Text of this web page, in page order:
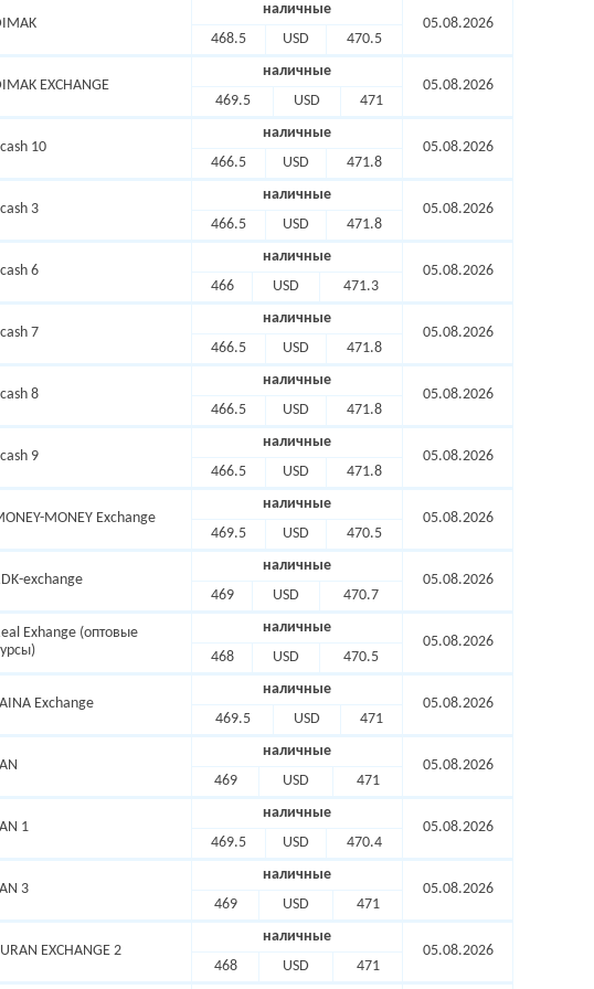
наличные
468.5
USD 470.5
05.08.2026
EXCHANGE
наличные
469.5
USD 471
05.08.2026
10
наличные
466.5
USD 471.8
05.08.2026
3
наличные
466.5
USD 471.8
05.08.2026
6
наличные
466
USD 471.3
05.08.2026
7
наличные
466.5
USD 471.8
05.08.2026
8
наличные
466.5
USD 471.8
05.08.2026
9
наличные
466.5
USD 471.8
05.08.2026
MONEY Exchange
наличные
469.5
USD 470.5
05.08.2026
exchange
наличные
469
USD 470.7
05.08.2026
Exhange (оптовые
наличные
468
USD 470.5
05.08.2026
Exchange
наличные
469.5
USD 471
05.08.2026
наличные
469
USD 471
05.08.2026
1
наличные
469.5
USD 470.4
05.08.2026
3
наличные
469
USD 471
05.08.2026
EXCHANGE 2
наличные
468
USD 471
05.08.2026